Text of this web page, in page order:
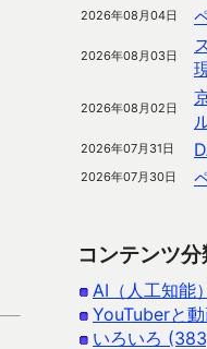
2026年08月04日
2026年08月03日
2026年08月02日
2026年07月31日
2026年07月30日
コンテンツ分
AI（人工知能
YouTuberと
いろいろ